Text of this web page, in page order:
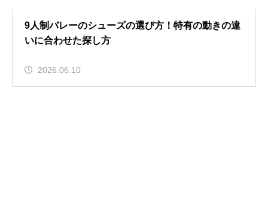
9人制バレーのシューズの選び方！特有の動きの違
いに合わせた探し方
2026.06.10